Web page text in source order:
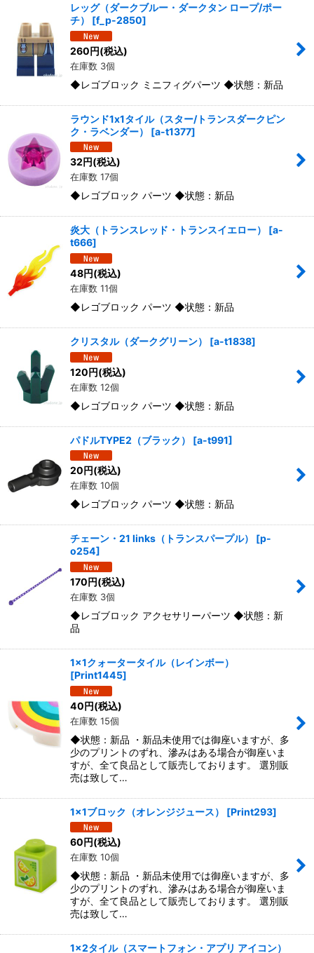
レッグ（ダークブルー・ダークタン ロープ/ポー
チ）
[f_p-2850]
260円(税込)
在庫数 3個
◆レゴブロック ミニフィグパーツ ◆状態：新品
ラウンド1x1タイル（スター/トランスダークピン
ク・ラベンダー）
[a-t1377]
32円(税込)
在庫数 17個
◆レゴブロック パーツ ◆状態：新品
炎大（トランスレッド・トランスイエロー） [a-
t666]
48円(税込)
在庫数 11個
◆レゴブロック パーツ ◆状態：新品
クリスタル（ダークグリーン） [a-t1838]
120円(税込)
在庫数 12個
◆レゴブロック パーツ ◆状態：新品
パドルTYPE2（ブラック） [a-t991]
20円(税込)
在庫数 10個
◆レゴブロック パーツ ◆状態：新品
チェーン・21 links（トランスパープル） [p-
o254]
170円(税込)
在庫数 3個
◆レゴブロック アクセサリーパーツ ◆状態：新
品
1x1クォータータイル（レインボー）
[Print1445]
40円(税込)
在庫数 15個
◆状態：新品 ・新品未使用では御座いますが、多
少のプリントのずれ、滲みはある場合が御座いま
すが、全て良品として販売しております。 選別販
売は致して…
1x1ブロック（オレンジジュース） [Print293]
60円(税込)
在庫数 10個
◆状態：新品 ・新品未使用では御座いますが、多
少のプリントのずれ、滲みはある場合が御座いま
すが、全て良品として販売しております。 選別販
売は致して…
1x2タイル（スマートフォン・アプリ アイコン）